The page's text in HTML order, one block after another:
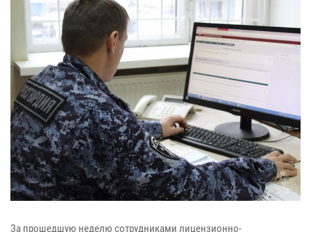
За прошедшую неделю сотрудниками лицензионно-